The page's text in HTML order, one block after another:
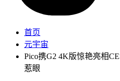
首页
元宇宙
Pico携G2 4K版惊艳亮相
惹眼